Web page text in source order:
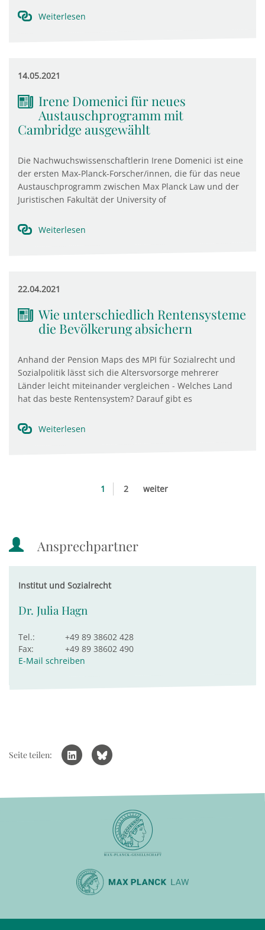
Weiterlesen
14.05.2021
Irene Domenici für neues
Austauschprogramm mit
Cambridge ausgewählt
Die Nachwuchswissenschaftlerin Irene Domenici ist eine
der ersten Max-Planck-Forscher/innen, die für das neue
Austauschprogramm zwischen Max Planck Law und der
Juristischen Fakultät der University of
Weiterlesen
22.04.2021
Wie unterschiedlich Rentensysteme
die Bevölkerung absichern
Anhand der Pension Maps des MPI für Sozialrecht und
Sozialpolitik lässt sich die Altersvorsorge mehrerer
Länder leicht miteinander vergleichen - Welches Land
hat das beste Rentensystem? Darauf gibt es
Weiterlesen
1 2 weiter
Ansprechpartner
Institut und Sozialrecht
Dr. Julia Hagn
Tel.:
+49 89 38602 428
Fax:
+49 89 38602 490
E-Mail schreiben
Seite teilen: